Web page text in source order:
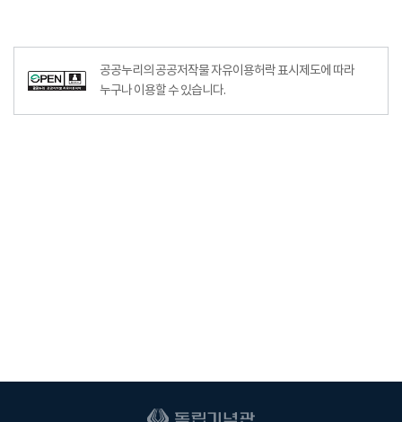
공공누리의 공공저작물 자유이용허락 표시제도에 따라
누구나 이용할 수 있습니다.